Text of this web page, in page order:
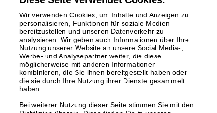
Polen
Schweden
Spanien
Österreich
Zahlungsmethoden
Wir verwenden Cookies, um Inhalte und Anzeigen zu
personalisieren, Funktionen für soziale Medien
bereitzustellen und unseren Datenverkehr zu
analysieren. Wir geben auch Informationen über Ihre
Nutzung unserer Website an unsere Social Media-,
Werbe- und Analysepartner weiter, die diese
möglicherweise mit anderen Informationen
kombinieren, die Sie ihnen bereitgestellt haben oder
die sie durch Ihre Nutzung ihrer Dienste gesammelt
haben.
Bei weiterer Nutzung dieser Seite stimmen Sie mit den